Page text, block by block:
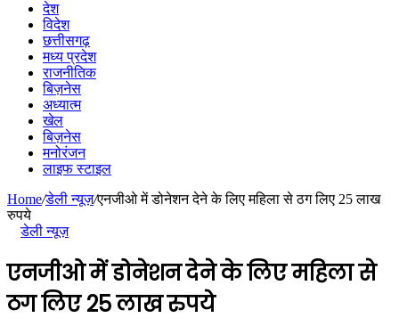
देश
विदेश
छत्तीसगढ़
मध्य प्रदेश
राजनीतिक
बिज़नेस
अध्यात्म
खेल
बिज़नेस
मनोरंजन
लाइफ स्टाइल
Home/डेली न्यूज़/एनजीओ में डोनेशन देने के लिए महिला से ठग लिए 25 लाख
रुपये
डेली न्यूज़
एनजीओ में डोनेशन देने के लिए महिला से
ठग लिए 25 लाख रुपये